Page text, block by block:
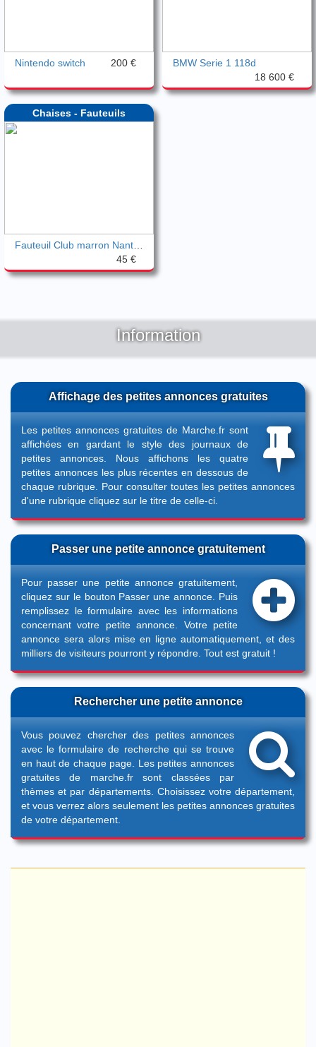
Nintendo switch 200 €
BMW Serie 1 118d
18 600 €
Chaises - Fauteuils
45 €
Information
Affichage des petites annonces gratuites
Les petites annonces gratuites de Marche.fr sont
affichées en gardant le style des journaux de
petites annonces. Nous affichons les quatre
petites annonces les plus récentes en dessous de
chaque rubrique. Pour consulter toutes les petites annonces
d'une rubrique cliquez sur le titre de celle-ci.
Passer une petite annonce gratuitement
Pour passer une petite annonce gratuitement,
cliquez sur le bouton Passer une annonce . Puis
remplissez le formulaire avec les informations
concernant votre petite annonce. Votre petite
annonce sera alors mise en ligne automatiquement, et des
milliers de visiteurs pourront y répondre. Tout est gratuit !
Rechercher une petite annonce
Vous pouvez chercher des petites annonces
avec le formulaire de recherche qui se trouve
en haut de chaque page. Les petites annonces
gratuites de marche.fr sont classées par
thèmes et par départements. Choisissez votre département,
et vous verrez alors seulement les petites annonces gratuites
de votre département.